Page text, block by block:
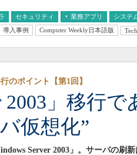
セキュリティ 業務アプリ
AI
システ
経営とIT 医療IT
導入事例 Computer Weekly日本語版
2003」移行
仮想化”
のポイント【第1回】
Server 2003」。サーバの刷